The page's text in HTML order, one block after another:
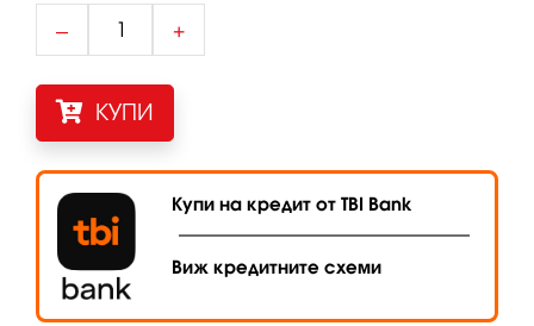
– +
КУПИ
Купи на кредит от TBI Bank
Виж кредитните схеми